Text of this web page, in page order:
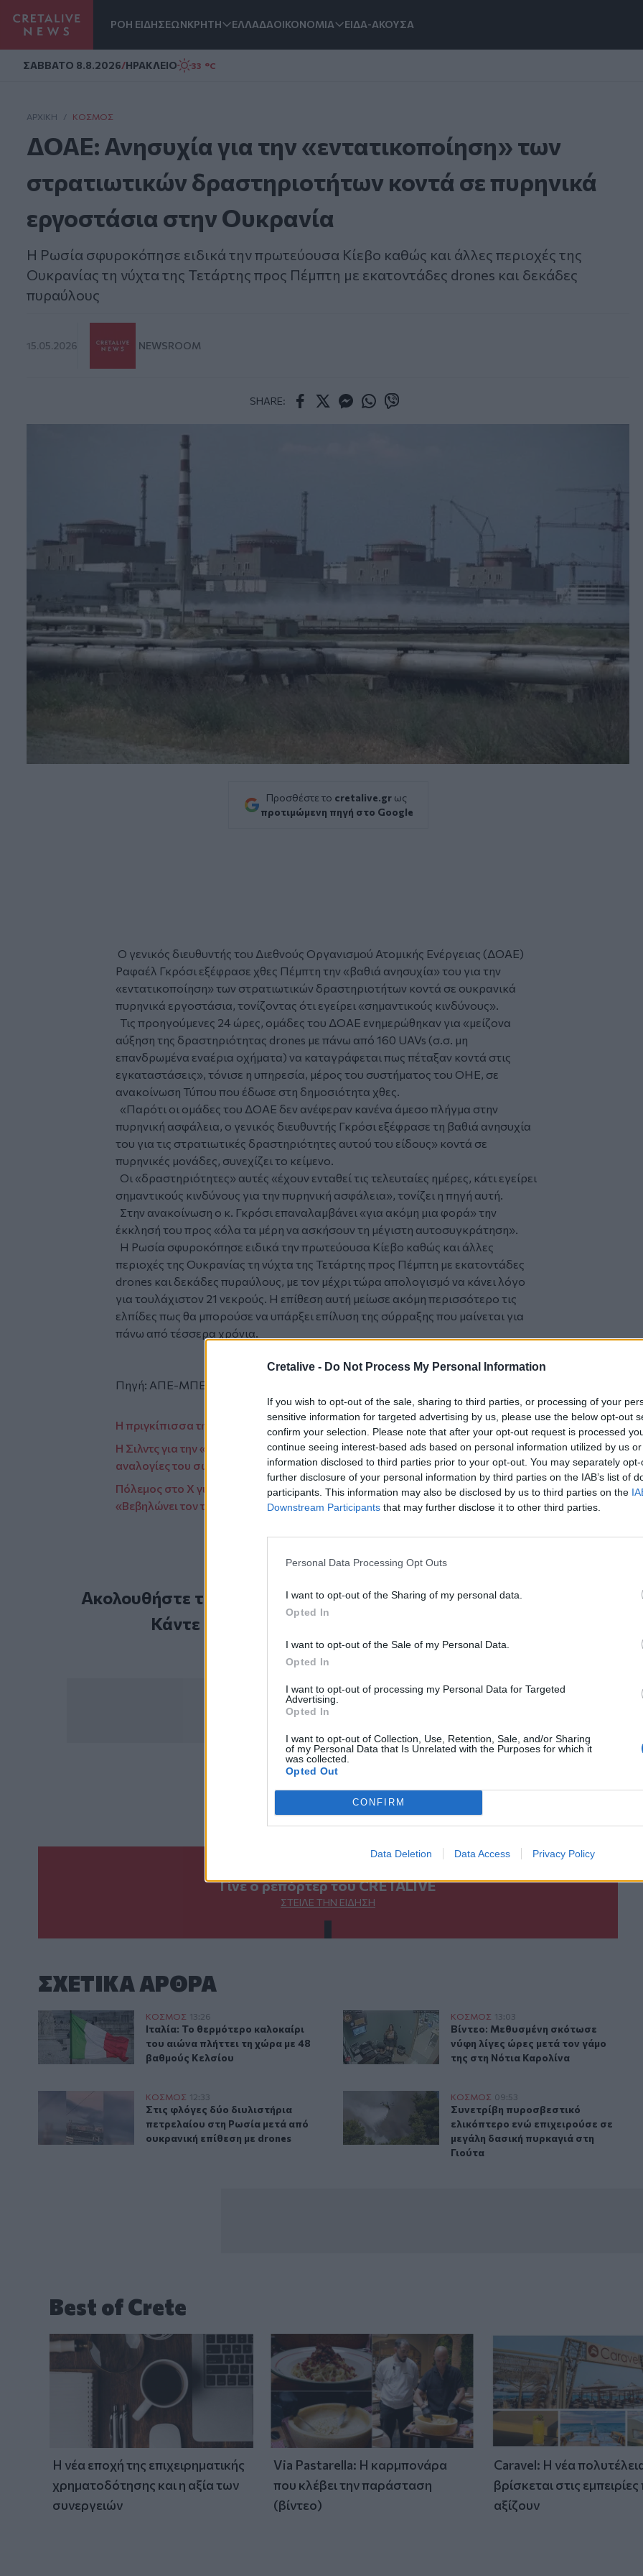
Cretalive - Do Not Process My Personal Information
If you wish to opt-out of the sale, sharing to third parties, or processing of your
sensitive information for targeted advertising by us, please use the below opt-out
confirm your selection. Please note that after your opt-out request is processed
continue seeing interest-based ads based on personal information utilized by us
information disclosed to third parties prior to your opt-out. You may separately
further disclosure of your personal information by third parties on the IAB’s list of
participants. This information may also be disclosed by us to third parties on the
Downstream Participants that may further disclose it to other third parties.
Personal Data Processing Opt Outs
I want to opt-out of the Sharing of my personal data.
Opted In
I want to opt-out of the Sale of my Personal Data.
Opted In
I want to opt-out of processing my Personal Data for Targeted
Advertising.
Opted In
I want to opt-out of Collection, Use, Retention, Sale, and/or Sharing
of my Personal Data that Is Unrelated with the Purposes for which it
was collected.
Opted Out
CONFIRM
Data Deletion Data Access Privacy Policy
ΡΟΗ ΕΙΔΗΣΕΩΝΚΡΗΤΗ ΕΛΛΑΔΑΟΙΚΟΝΟΜΙΑ ΕΙΔΑ-ΑΚΟΥΣΑ
ΣAΒΒΑΤΟ 8.8.2026/ΗΡΑΚΛΕΙΟ 33 °C
ΑΡΧΙΚΗ / ΚΌΣΜΟΣ
ΔΟΑΕ: Ανησυχία για την «εντατικοποίηση» των
στρατιωτικών δραστηριοτήτων κοντά σε πυρηνικά
εργοστάσια στην Ουκρανία
Η Ρωσία σφυροκόπησε ειδικά την πρωτεύουσα Κίεβο καθώς και άλλες περιοχές της
Ουκρανίας τη νύχτα της Τετάρτης προς Πέμπτη με εκατοντάδες drones και δεκάδες
πυραύλους
15.05.2026 NEWSROOM
SHARE:
Προσθέστε το cretalive.gr ως
προτιμώμενη πηγή στο Google
Ο γενικός διευθυντής του Διεθνούς Οργανισμού Ατομικής Ενέργειας (ΔΟΑΕ)
Ραφαέλ Γκρόσι εξέφρασε χθες Πέμπτη την «βαθιά ανησυχία» του για την
«εντατικοποίηση» των στρατιωτικών δραστηριοτήτων κοντά σε ουκρανικά
πυρηνικά εργοστάσια, τονίζοντας ότι εγείρει «σημαντικούς κινδύνους».
Τις προηγούμενες 24 ώρες, ομάδες του ΔΟΑΕ ενημερώθηκαν για «μείζονα
αύξηση της δραστηριότητας drones με πάνω από 160 UAVs (σ.σ. μη
επανδρωμένα εναέρια οχήματα) να καταγράφεται πως πέταξαν κοντά στις
εγκαταστάσεις», τόνισε η υπηρεσία, μέρος του συστήματος του ΟΗΕ, σε
ανακοίνωση Τύπου που έδωσε στη δημοσιότητα χθες.
«Παρότι οι ομάδες του ΔΟΑΕ δεν ανέφεραν κανένα άμεσο πλήγμα στην
πυρηνική ασφάλεια, ο γενικός διευθυντής Γκρόσι εξέφρασε τη βαθιά ανησυχία
του για τις στρατιωτικές δραστηριότητες αυτού του είδους» κοντά σε
πυρηνικές μονάδες, συνεχίζει το κείμενο.
Οι «δραστηριότητες» αυτές «έχουν ενταθεί τις τελευταίες ημέρες, κάτι εγείρει
σημαντικούς κινδύνους για την πυρηνική ασφάλεια», τονίζει η πηγή αυτή.
Στην ανακοίνωση ο κ. Γκρόσι επαναλαμβάνει «για ακόμη μια φορά» την
έκκλησή του προς «όλα τα μέρη να ασκήσουν τη μέγιστη αυτοσυγκράτηση».
Η Ρωσία σφυροκόπησε ειδικά την πρωτεύουσα Κίεβο καθώς και άλλες
περιοχές της Ουκρανίας τη νύχτα της Τετάρτης προς Πέμπτη με εκατοντάδες
drones και δεκάδες πυραύλους, με τον μέχρι τώρα απολογισμό να κάνει λόγο
για τουλάχιστον 21 νεκρούς. Η επίθεση αυτή μείωσε ακόμη περισσότερο τις
ελπίδες πως θα μπορούσε να υπάρξει επίλυση της σύρραξης που μαίνεται για
πάνω από τέσσερα χρόνια.
Πηγή: ΑΠΕ-ΜΠΕ
Η πριγκίπισσα της Ουαλίας, Κέιτ έμαθε να φτιάχνει ζυμαρικά
Η Σιλντς για την «Γαλάζια Λίμνη» : Η αμήχανη ερώτηση «Μου ζήτησε τις
αναλογίες του σώματός μου»
Πόλεμος στο X για την «Οδύσσεια»: Στο στόχαστρο του Μασκ ο Νόλαν -
«Βεβηλώνει τον τάφο του Ομήρου»
Ακολουθήστε το Cretalive στοGoogle Newsκαι στοFacebook
Κάντε εγγραφή στο κανάλι μας στο
ΣΧΕΤΙΚΆ TAGS
Πυρηνικό Εργοστάσιο
Γίνε ο ρεπόρτερ του CRETALIVE
ΣΤΕΊΛΕ ΤΗΝ ΕΊΔΗΣΗ
ΣΧΕΤΙΚA AΡΘΡΑ
Ιταλία: Το θερμότερο καλοκαίρι του αιώνα πλήττει τη χώρα με 48 βαθμούς Κελσίου
ΚΟΣΜΟΣ 13:26
Ιταλία: Το θερμότερο καλοκαίρι του αιώνα πλήττει τη χώρα με 48 βαθμούς Κελσίου
Ιταλία: Το θερμότερο καλοκαίρι
του αιώνα πλήττει τη χώρα με 48
βαθμούς Κελσίου
Βίντεο: Μεθυσμένη σκότωσε νύφη λίγες ώρες μετά τον
ΚΟΣΜΟΣ 13:03
Βίντεο: Μεθυσμένη σκότωσε νύφη
Βίντεο: Μεθυσμένη σκότωσε
νύφη λίγες ώρες μετά τον γάμο
της στη Νότια Καρολίνα
Στις φλόγες δύο διυλιστήρια πετρελαίου στη Ρωσία μετά από ουκρανική επίθεση με drones
ΚΟΣΜΟΣ 12:33
Στις φλόγες δύο διυλιστήρια πετρελαίου στη Ρωσία μετά από ουκρανική επίθεση με drones
Στις φλόγες δύο διυλιστήρια
πετρελαίου στη Ρωσία μετά από
ουκρανική επίθεση με drones
Συνετρίβη πυροσβεστικό ελικόπτερο ενώ επιχειρούσε
ΚΟΣΜΟΣ 09:53
Συνετρίβη πυροσβεστικό
Συνετρίβη πυροσβεστικό
ελικόπτερο ενώ επιχειρούσε σε
μεγάλη δασική πυρκαγιά στη
Γιούτα
Best of Crete
Η νέα εποχή της επιχειρηματικής
χρηματοδότησης και η αξία των
συνεργειών
Via Pastarella: Η καρμπονάρα
που κλέβει την παράσταση
(βίντεο)
Caravel: Η νέα
βρίσκεται στις
αξίζουν